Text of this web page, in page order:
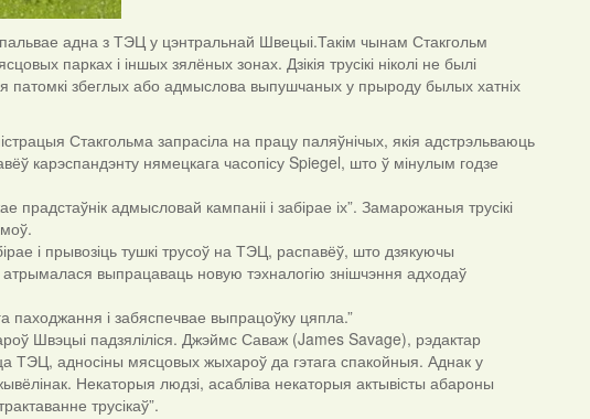
адна з ТЭЦ у цэнтральнай Швецыі.Такім чынам Стакгольм
парках і іншых зялёных зонах. Дзікія трусікі ніколі не былі
патомкі збеглых або адмыслова выпушчаных у прыроду былых хатніх
Стакгольма запрасіла на працу паляўнічых, якія адстрэльваюць
карэспандэнту нямецкага часопісу Spiegel, што ў мінулым годзе
адмысловай кампаніі і забірае іх”. Замарожаныя трусікі
і прывозіць тушкі трусоў на ТЭЦ, распавёў, што дзякуючы
выпрацаваць новую тэхналогію знішчэння адходаў
і забяспечвае выпрацоўку цяпла.”
Швэцыі падзяліліся. Джэймс Саваж (James Savage), рэдактар
ТЭЦ, адносіны мясцовых жыхароў да гэтага спакойныя. Аднак у
Некаторыя людзі, асабліва некаторыя актывісты абароны
трусікаў”.